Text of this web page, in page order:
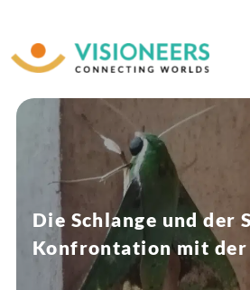
Die Schlange und der
Konfrontation mit